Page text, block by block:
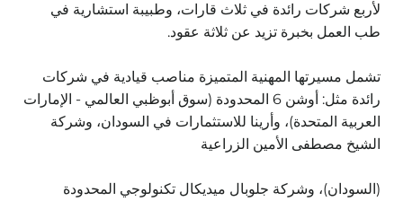
لأربع شركات رائدة في ثلاث قارات، وطبيبة استشارية في
طب العمل بخبرة تزيد عن ثلاثة عقود.
تشمل مسيرتها المهنية المتميزة مناصب قيادية في شركات
رائدة مثل: أوشن 6 المحدودة (سوق أبوظبي العالمي - الإمارات
العربية المتحدة)، وأرينا للاستثمارات في السودان، وشركة
الشيخ مصطفى الأمين الزراعية
(السودان)، وشركة جلوبال ميديكال تكنولوجي المحدودة